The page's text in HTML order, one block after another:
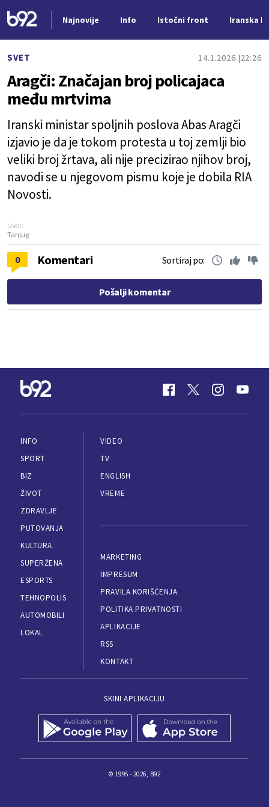
Najnovije Info Istočni front Iranska
SVET 14.1.2026. 22:26
Aragči: Značajan broj policajaca
među mrtvima
Iranski ministar spoljnih poslova Abas Aragči
izjavio je da je tokom protesta u toj zemlji bio
veliki broj žrtava, ali nije precizirao njihov broj,
navodi se u njegovom pismu koje je dobila RIA
Novosti.
Izvor:
Tanjug
0 Komentari Sortiraj po:
Pošalji komentar
INFO
SPORT
BIZ
ŽIVOT
ZDRAVLJE
PUTOVANJA
KULTURA
SUPERŽENA
ESPORTS
TEHNOPOLIS
AUTOMOBILI
LOKAL
VIDEO
TV
ENGLISH
VREME
MARKETING
IMPRESUM
PRAVILA KORIŠĆENJA
POLITIKA PRIVATNOSTI
APLIKACIJE
RSS
KONTAKT
SKINI APLIKACIJU
© 1995 - 2026, B92